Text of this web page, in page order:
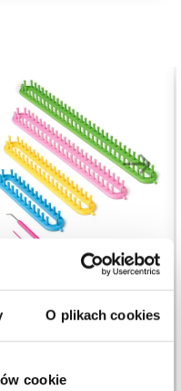
O plikach cookies
cookie
DZIEWIARSKIE
ZESTAW
65,55 zł